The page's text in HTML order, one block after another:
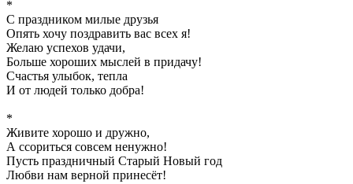
*
С праздником милые друзья
Опять хочу поздравить вас всех я!
Желаю успехов удачи,
Больше хороших мыслей в придачу!
Счастья улыбок, тепла
И от людей только добра!
*
Живите хорошо и дружно,
А ссориться совсем ненужно!
Пусть праздничный Старый Новый год
Любви нам верной принесёт!